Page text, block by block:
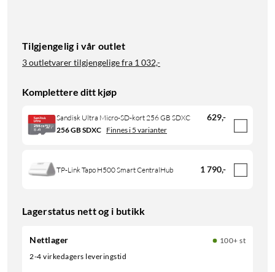
Tilgjengelig i vår outlet
3 outletvarer tilgjengelige fra 1 032,-
Komplettere ditt kjøp
Sandisk Ultra Micro-SD-kort 256 GB SDXC 629,-
256 GB SDXC Finnes i 5 varianter
TP-Link Tapo H500 Smart CentralHub 1 790,-
Lagerstatus nett og i butikk
Nettlager
100+ st
2-4 virkedagers leveringstid